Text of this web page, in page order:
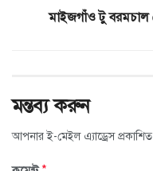
মাইজগাঁও টু বরমচাল
মন্তব্য করুন
আপনার ই-মেইল এ্যাড্রেস প্রকাশিত